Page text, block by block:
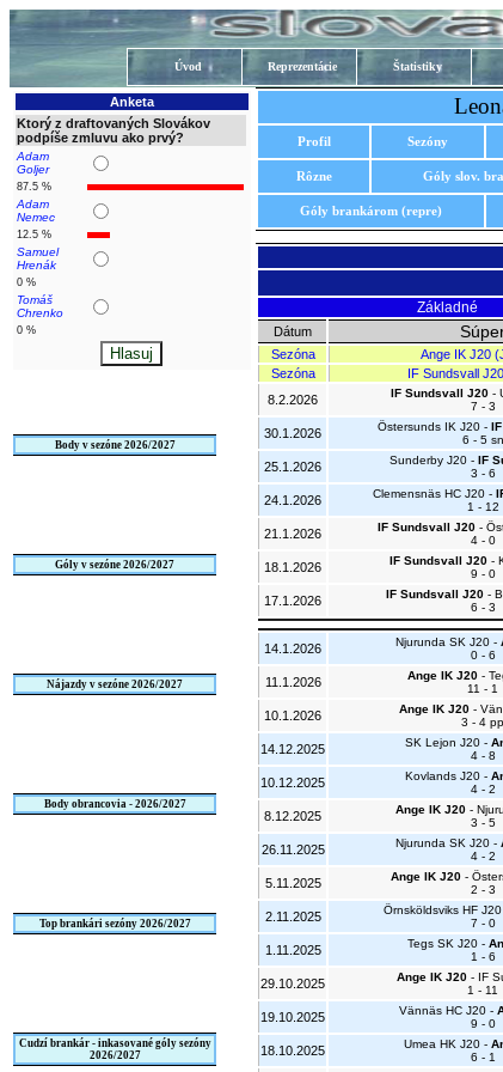
Úvod Reprezentácie Štatistiky
Anketa
Ktorý z draftovaných Slovákov
podpíše zmluvu ako prvý?
Adam
Goljer
87.5 %
Adam
Nemec
12.5 %
Samuel
Hrenák
0 %
Tomáš
Chrenko
0 %
Body v sezóne 2026/2027
Góly v sezóne 2026/2027
Nájazdy v sezóne 2026/2027
Body obrancovia - 2026/2027
Top brankári sezóny 2026/2027
Cudzí brankár - inkasované góly sezóny
2026/2027
Profil Sezóny
Rôzne Góly slov.
Góly brankárom (repre)
Základné
Dátum
Sezóna
Ange IK J20
Sezóna
IF Sundsvall
8.2.2026
IF Sundsvall J20-
7 - 3
30.1.2026 Östersunds IK J20 -
6 - 5 sn
25.1.2026 Sunderby J20 - IF
3 - 6
24.1.2026 Clemensnäs HC J20 -
1 - 12
21.1.2026 IF Sundsvall J20-
4 - 0
18.1.2026 IF Sundsvall J20-
9 - 0
17.1.2026 IF Sundsvall J20-
6 - 3
14.1.2026 Njurunda SK J20 -
0 - 6
11.1.2026 Ange IK J20-
11 - 1
10.1.2026 Ange IK J20-
3 - 4 pp
14.12.2025 SK Lejon J20 -
4 - 8
10.12.2025 Kovlands J20 -
4 - 2
8.12.2025 Ange IK J20-
3 - 5
26.11.2025 Njurunda SK J20 -
4 - 2
5.11.2025 Ange IK J20 -
2 - 3
2.11.2025 Örnsköldsviks HF
7 - 0
1.11.2025 Tegs SK J20 -
1 - 6
29.10.2025 Ange IK J20- IF
1 - 11
19.10.2025 Vännäs HC J20 -
9 - 0
18.10.2025 Umea HK J20 -
6 - 1